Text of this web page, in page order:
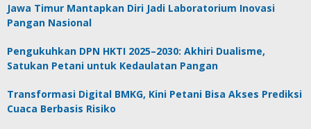
Jawa Timur Mantapkan Diri Jadi Laboratorium Inovasi
Pangan Nasional
Pengukuhkan DPN HKTI 2025–2030: Akhiri Dualisme,
Satukan Petani untuk Kedaulatan Pangan
Transformasi Digital BMKG, Kini Petani Bisa Akses Prediksi
Cuaca Berbasis Risiko